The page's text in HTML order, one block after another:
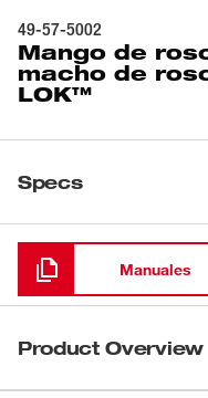
49-57-5002
Mango de
macho de
LOK™​
Specs
Cargando
Manuales
Product Overview